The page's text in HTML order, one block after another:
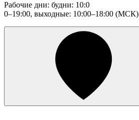
Рабочие дни: будни: 10:0
0–19:00, выходные: 10:00–18:00 (МСК)